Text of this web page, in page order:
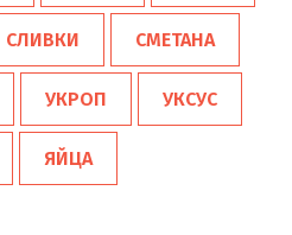
СЛИВКИ СМЕТАНА
УКРОП УКСУС
ЯЙЦА